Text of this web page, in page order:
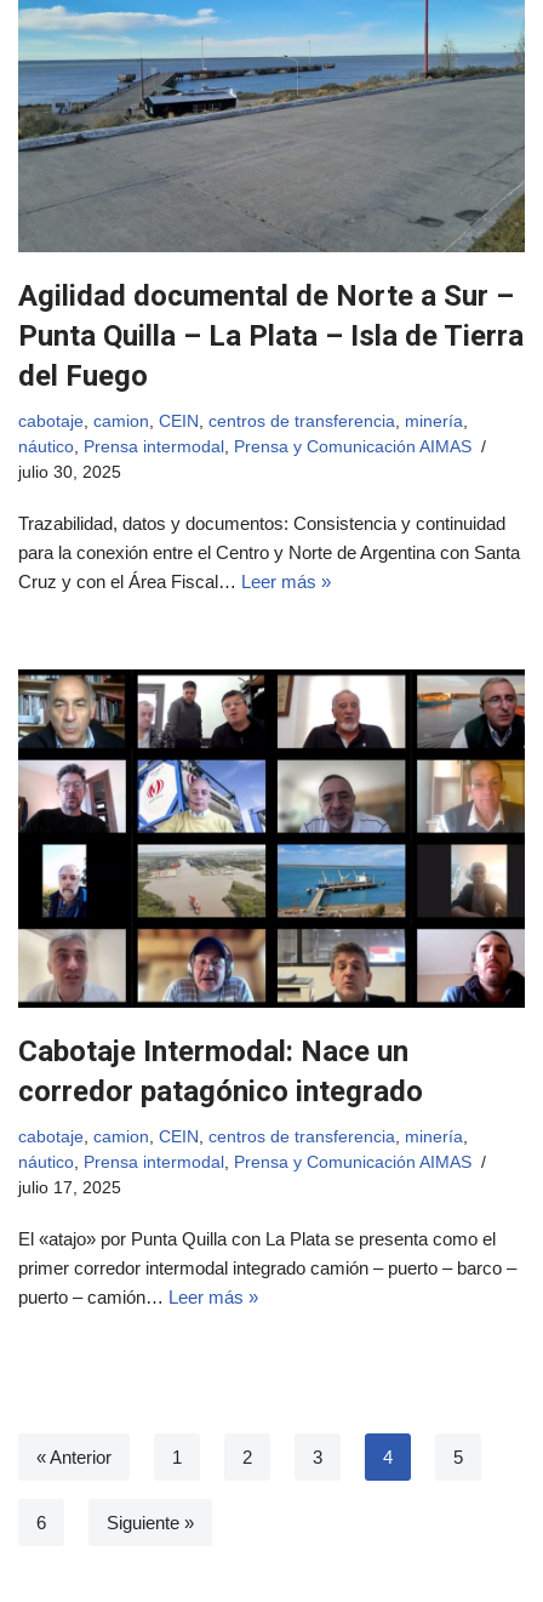
Agilidad documental de Norte a Sur –
Punta Quilla – La Plata – Isla de Tierra
del Fuego
cabotaje camion CEIN centros de transferencia minería
náutico
Prensa intermodal
Prensa y Comunicación AIMAS
julio 30, 2025
Trazabilidad, datos y documentos: Consistencia y continuidad
para la conexión entre el Centro y Norte de Argentina con Santa
Cruz y con el Área Fiscal… Leer más »
Cabotaje Intermodal: Nace un
corredor patagónico integrado
cabotaje camion CEIN centros de transferencia minería
náutico Prensa intermodal Prensa y Comunicación AIMAS
julio 17, 2025
El «atajo» por Punta Quilla con La Plata se presenta como el
primer corredor intermodal integrado camión – puerto – barco –
puerto – camión… Leer más »
« Anterior 1 2 3 4 5
6 Siguiente »